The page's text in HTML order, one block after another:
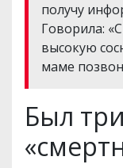
получу
Говорила:
высокую
маме
Был